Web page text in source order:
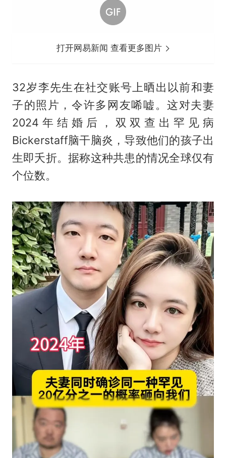
打开网易新闻 查看更多图片
32岁李先生在社交账号上晒出以前和妻
子的照片，令许多网友唏嘘。这对夫妻
2024年结婚后，双双查出罕见病
Bickerstaff脑干脑炎，导致他们的孩子出
生即夭折。据称这种共患的情况全球仅有
个位数。